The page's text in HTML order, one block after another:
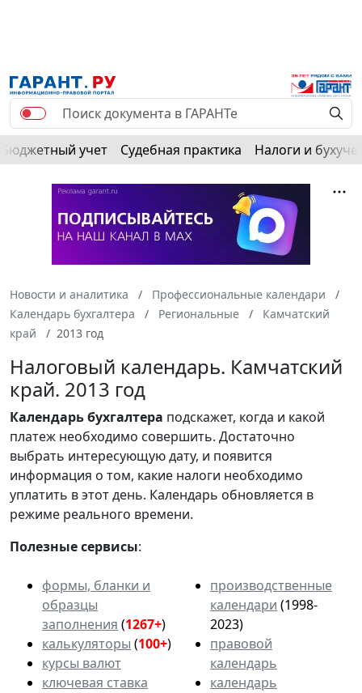
Бюджетный учет Судебная практика Налоги и
Новости и аналитика
Профессиональные календари
Календарь бухгалтера
Региональные
Камчатский
край
2013 год
Налоговый календарь. Камчатский
край. 2013 год
Календарьбухгалтера подскажет, когда и какой
платеж необходимо совершить. Достаточно
выбрать интересующую дату, и появится
информация о том, какие налоги необходимо
уплатить в этот день. Календарь обновляется в
режиме реального времени.
Полезные сервисы:
формы, бланки и
образцы
заполнения (1267+)
калькуляторы (100+)
курсы валют
ключевая ставка
производственные
календари (1998-
2023)
правовой
календарь
календарь